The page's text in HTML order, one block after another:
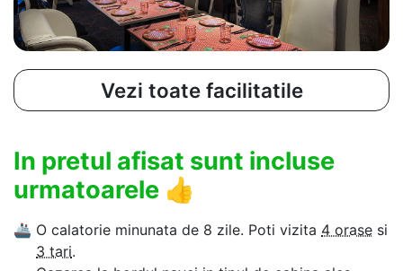
Vezi toate facilitatile
In pretul afisat sunt incluse
urmatoarele 👍
🚢 O calatorie minunata de 8 zile. Poti vizita 4 orase si
3 tari.